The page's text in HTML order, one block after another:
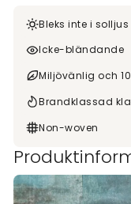
Bleks inte i solljus
Icke-bländande
Miljövänlig och
Brandklassad
Non-woven